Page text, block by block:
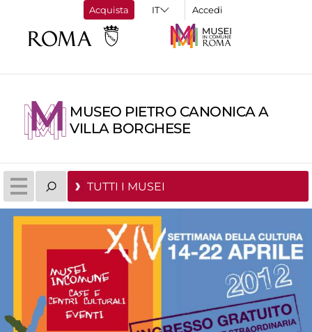
Acquista Accedi
MUSEO PIETRO CANONICA A
VILLA BORGHESE
TUTTI I MUSEI